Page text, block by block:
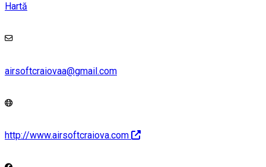
Hartă
airsoftcraiovaa@gmail.com
http://www.airsoftcraiova.com